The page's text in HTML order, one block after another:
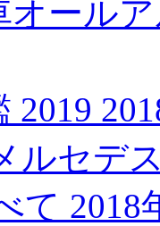
ール
2019
ルセデ
て 2018